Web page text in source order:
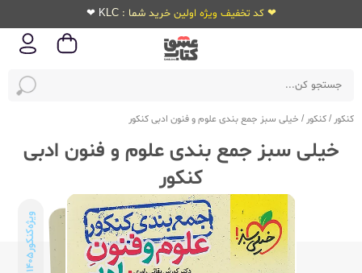
❤ کد تخفیف ویژه اولین خرید شما : KLC ❤
کنکور /کنکور / خیلی سبز جمع بندی علوم و فنون ادبی کنکور
خیلی سبز جمع بندی علوم و فنون ادبی
کنکور
ویژه‌کنکور
1405